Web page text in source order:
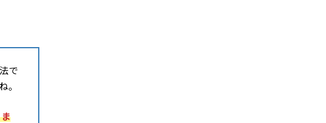
で
。